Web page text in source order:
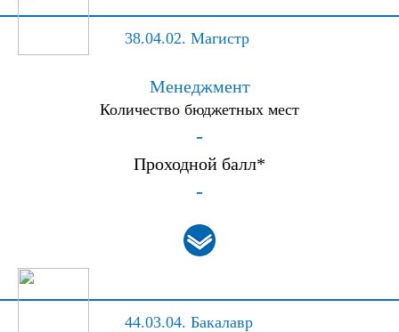
38.04.02. Магистр
Менеджмент
Количество бюджетных мест
-
Проходной балл*
-
44.03.04. Бакалавр